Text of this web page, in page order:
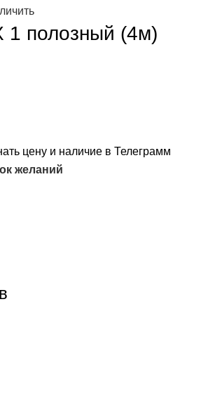
1 полозный (4м)
желаний